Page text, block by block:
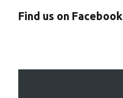
Find us on Facebook